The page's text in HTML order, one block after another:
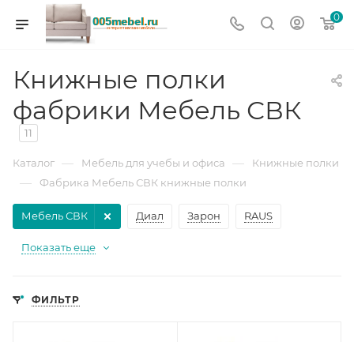
0
Книжные полки
фабрики Мебель СВК
11
Каталог — Мебель для учебы и офиса — Книжные полки
— Фабрика Мебель СВК книжные полки
Диал Зарон RAUS
Мебель СВК
Показать еще
ФИЛЬТР